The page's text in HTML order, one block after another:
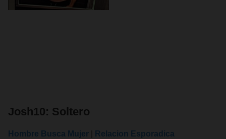
Josh10: Soltero
Hombre Busca Mujer Relacion Esporadica